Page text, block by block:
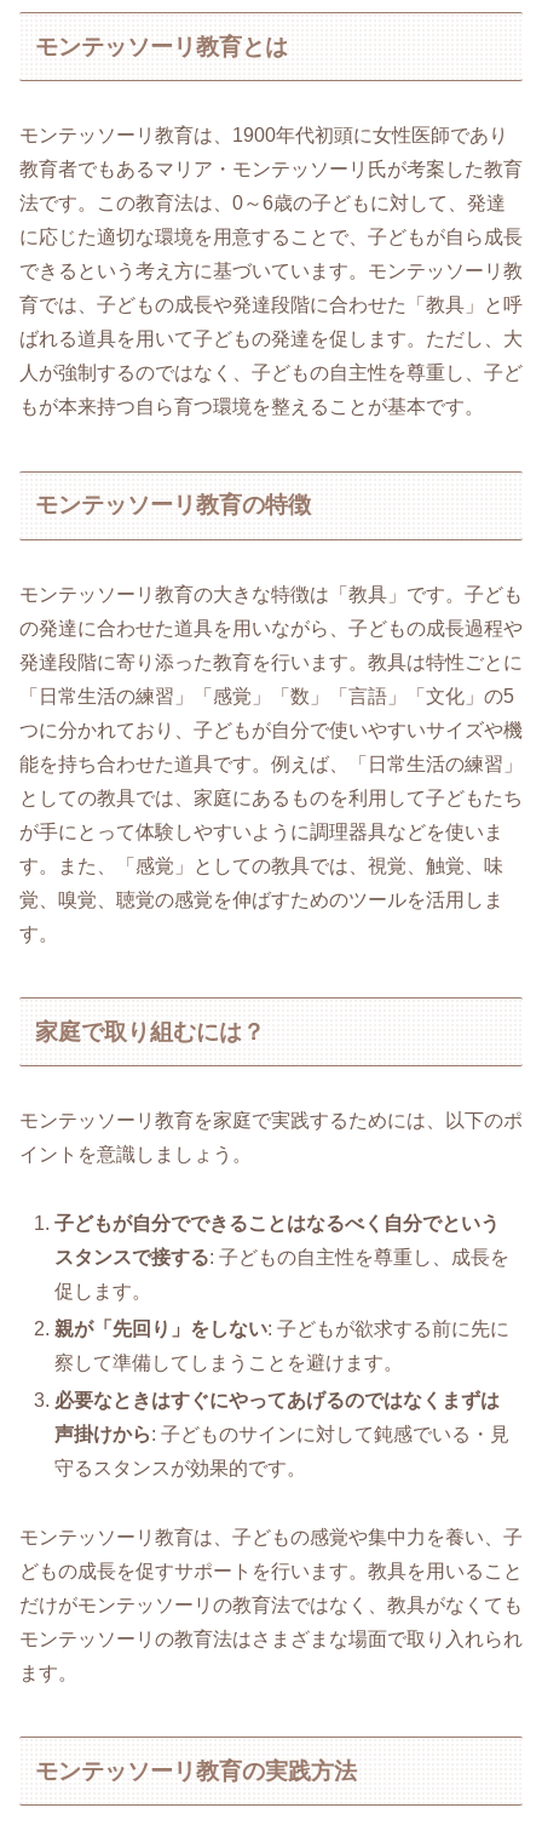
モンテッソーリ教育とは
モンテッソーリ教育は、1900年代初頭に女性医師であり
教育者でもあるマリア・モンテッソーリ氏が考案した教育
法です。この教育法は、0～6歳の子どもに対して、発達
に応じた適切な環境を用意することで、子どもが自ら成長
できるという考え方に基づいています。モンテッソーリ教
育では、子どもの成長や発達段階に合わせた「教具」と呼
ばれる道具を用いて子どもの発達を促します。ただし、大
人が強制するのではなく、子どもの自主性を尊重し、子ど
もが本来持つ自ら育つ環境を整えることが基本です。
モンテッソーリ教育の特徴
モンテッソーリ教育の大きな特徴は「教具」です。子ども
の発達に合わせた道具を用いながら、子どもの成長過程や
発達段階に寄り添った教育を行います。教具は特性ごとに
「日常生活の練習」「感覚」「数」「言語」「文化」の5
つに分かれており、子どもが自分で使いやすいサイズや機
能を持ち合わせた道具です。例えば、「日常生活の練習」
としての教具では、家庭にあるものを利用して子どもたち
が手にとって体験しやすいように調理器具などを使いま
す。また、「感覚」としての教具では、視覚、触覚、味
覚、嗅覚、聴覚の感覚を伸ばすためのツールを活用しま
す。
家庭で取り組むには？
モンテッソーリ教育を家庭で実践するためには、以下のポ
イントを意識しましょう。
子どもが自分でできることはなるべく自分でという
スタンスで接する: 子どもの自主性を尊重し、成長を
促します。
親が「先回り」をしない: 子どもが欲求する前に先に
察して準備してしまうことを避けます。
必要なときはすぐにやってあげるのではなくまずは
声掛けから: 子どものサインに対して鈍感でいる・見
守るスタンスが効果的です。
モンテッソーリ教育は、子どもの感覚や集中力を養い、子
どもの成長を促すサポートを行います。教具を用いること
だけがモンテッソーリの教育法ではなく、教具がなくても
モンテッソーリの教育法はさまざまな場面で取り入れられ
ます。
モンテッソーリ教育の実践方法